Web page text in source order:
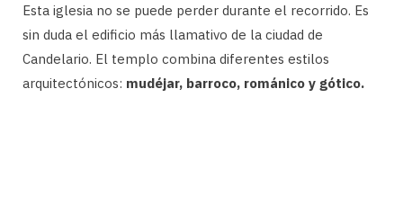
Esta iglesia no se puede perder durante el recorrido. Es
sin duda el edificio más llamativo de la ciudad de
Candelario. El templo combina diferentes estilos
arquitectónicos: mudéjar, barroco, románico y gótico.